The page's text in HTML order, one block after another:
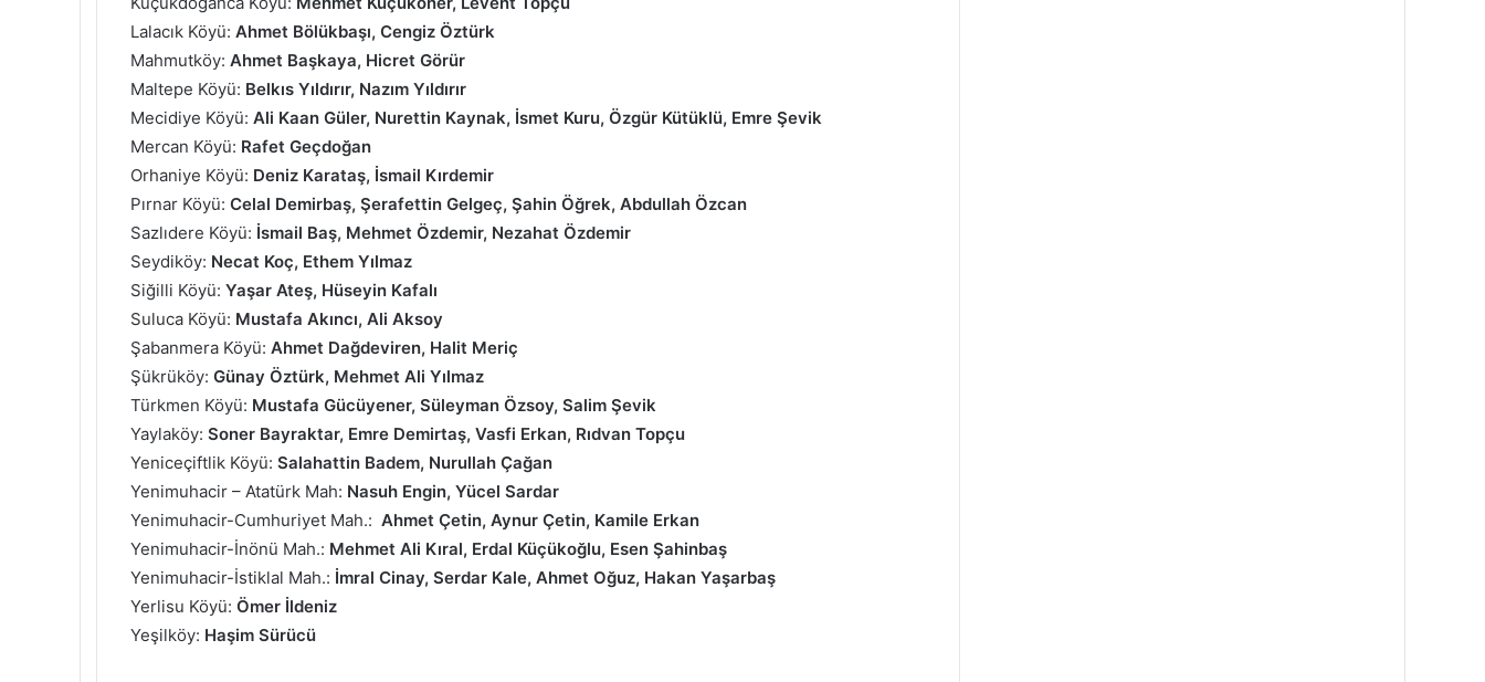
Lalacık Köyü: Ahmet Bölükbaşı, Cengiz Öztürk
Mahmutköy: Ahmet Başkaya, Hicret Görür
Maltepe Köyü: Belkıs Yıldırır, Nazım Yıldırır
Mecidiye Köyü: Ali Kaan Güler, Nurettin Kaynak, İsmet Kuru, Özgür Kütüklü, Emre Şevik
Mercan Köyü: Rafet Geçdoğan
Orhaniye Köyü: Deniz Karataş, İsmail Kırdemir
Pırnar Köyü: Celal Demirbaş, Şerafettin Gelgeç, Şahin Öğrek, Abdullah Özcan
Sazlıdere Köyü: İsmail Baş, Mehmet Özdemir, Nezahat Özdemir
Seydiköy: Necat Koç, Ethem Yılmaz
Siğilli Köyü: Yaşar Ateş, Hüseyin Kafalı
Suluca Köyü: Mustafa Akıncı, Ali Aksoy
Şabanmera Köyü: Ahmet Dağdeviren, Halit Meriç
Şükrüköy: Günay Öztürk, Mehmet Ali Yılmaz
Türkmen Köyü: Mustafa Gücüyener, Süleyman Özsoy, Salim Şevik
Yaylaköy: Soner Bayraktar, Emre Demirtaş, Vasfi Erkan, Rıdvan Topçu
Yeniceçiftlik Köyü: Salahattin Badem, Nurullah Çağan
Yenimuhacir – Atatürk Mah: Nasuh Engin, Yücel Sardar
Yenimuhacir-Cumhuriyet Mah.: Ahmet Çetin, Aynur Çetin, Kamile Erkan
Yenimuhacir-İnönü Mah.: Mehmet Ali Kıral, Erdal Küçükoğlu, Esen Şahinbaş
Yenimuhacir-İstiklal Mah.: İmral Cinay, Serdar Kale, Ahmet Oğuz, Hakan Yaşarbaş
Yerlisu Köyü: Ömer İldeniz
Yeşilköy: Haşim Sürücü